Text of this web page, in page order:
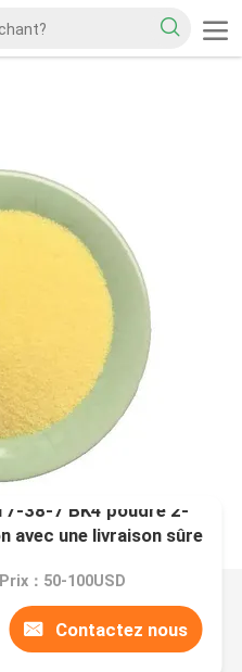
38-7 BK4 poudre 2-
avec une livraison sûre
Prix：50-100USD
Contactez nous